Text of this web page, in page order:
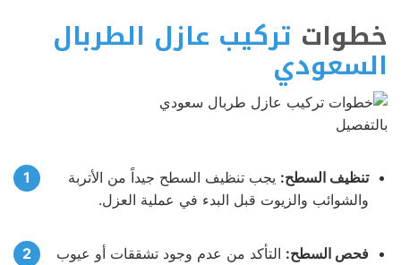
خطوات تركيب عازل الطربال
السعودي
تنظيف السطح: يجب تنظيف السطح جيداً من الأتربة
والشوائب والزيوت قبل البدء في عملية العزل.
فحص السطح: التأكد من عدم وجود تشققات أو عيوب